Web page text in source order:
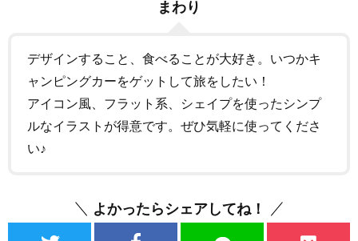
まわり
デザインすること、食べることが大好き。いつかキ
ャンピングカーをゲットして旅をしたい！
アイコン風、フラット系、シェイプを使ったシンプ
ルなイラストが得意です。ぜひ気軽に使ってくださ
い♪
よかったらシェアしてね！